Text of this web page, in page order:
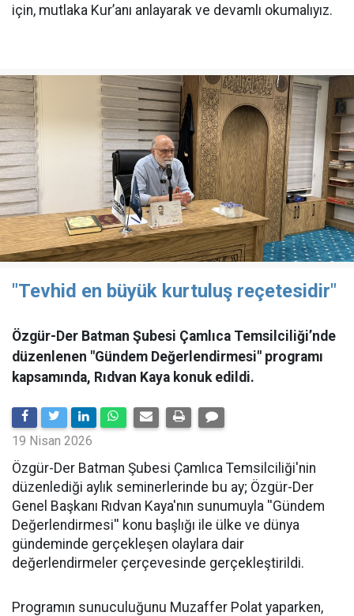
için, mutlaka Kur’anı anlayarak ve devamlı okumalıyız.
"Tevhid en büyük kurtuluş reçetesidir"
Özgür-Der Batman Şubesi Çamlıca Temsilciliği’nde
düzenlenen "Gündem Değerlendirmesi" programı
kapsamında, Rıdvan Kaya konuk edildi.
19 Nisan 2026
​Özgür-Der Batman Şubesi Çamlıca Temsilciliği'nin
düzenlediği aylık seminerlerinde bu ay; Özgür-Der
Genel Başkanı Rıdvan Kaya'nın sunumuyla ''Gündem
Değerlendirmesi'' konu başlığı ile ülke ve dünya
gündeminde gerçekleşen olaylara dair
değerlendirmeler çerçevesinde gerçekleştirildi.
Programın sunuculuğunu Muzaffer Polat yaparken,